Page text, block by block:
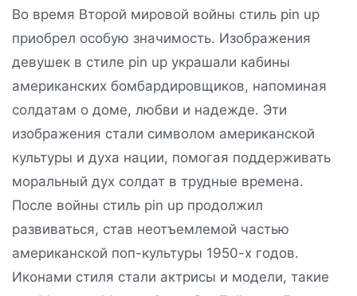
Во время Второй мировой войны стиль pin up
приобрел особую значимость. Изображения
девушек в стиле pin up украшали кабины
американских бомбардировщиков, напоминая
солдатам о доме, любви и надежде. Эти
изображения стали символом американской
культуры и духа нации, помогая поддерживать
моральный дух солдат в трудные времена.
После войны стиль pin up продолжил
развиваться, став неотъемлемой частью
американской поп-культуры 1950-х годов.
Иконами стиля стали актрисы и модели, такие